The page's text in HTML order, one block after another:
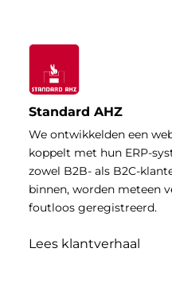
Standard AHZ
We ontwikkelden een
koppelt met hun ERP-
zowel B2B- als B2C-
binnen, worden meteen
foutloos geregistreerd.
Lees klantverhaal